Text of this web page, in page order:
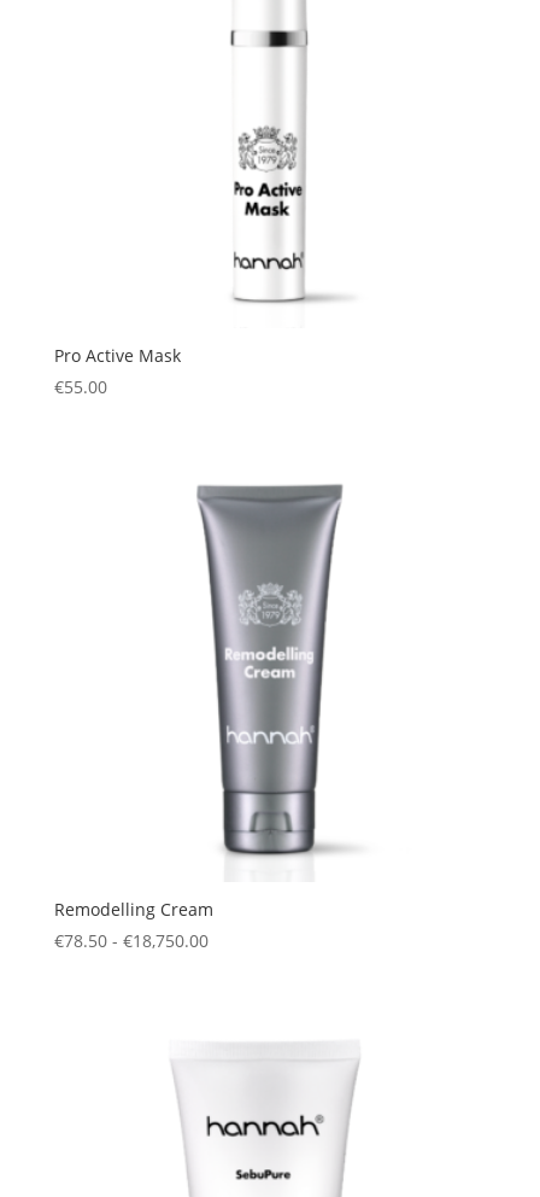
Pro Active Mask
€55.00
Remodelling Cream
€78.50 - €18,750.00Prijsklasse: